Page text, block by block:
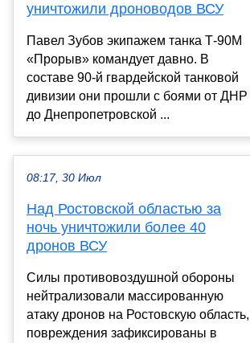
уничтожили дроноводов ВСУ
Павел Зубов экипажем танка Т-90М
«Прорыв» командует давно. В
составе 90-й гвардейской танковой
дивизии они прошли с боями от ДНР
до Днепропетровской ...
08:17, 30 Июл
Над Ростовской областью за
ночь уничтожили более 40
дронов ВСУ
Силы противовоздушной обороны
нейтрализовали массированную
атаку дронов на Ростовскую область,
повреждения зафиксированы в